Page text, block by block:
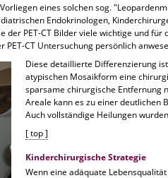
eines solchen sog.
Endokrinologen,
PET-CT Bilder viele wichtige und
CT Untersuchung persönlich
Diese detaillierte Differenzierung
atypischen Mosaikform eine
sparsame chirurgische Entfernung
Areale kann es zu einer deutlichen
Auch vollständige Heilungen
[ top ]
Kinderchirurgische Strategie
Wenn eine adäquate